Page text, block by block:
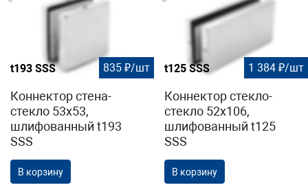
t193 SSS 835 ₽/шт
Коннектор стена-
стекло 53х53,
шлифованный t193
SSS
В корзину
t125 SSS 1 384 ₽/шт
Коннектор стекло-
стекло 52х106,
шлифованный t125
SSS
В корзину